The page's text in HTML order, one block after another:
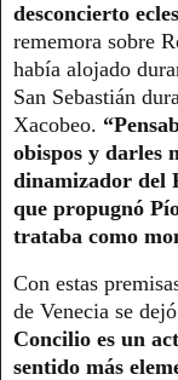
desconcierto
rememora sobre
había alojado
San Sebastián
Xacobeo.
obispos y darles
dinamizador del
que propugnó
trataba como
Con estas
de Venecia se
Concilio es un
sentido más